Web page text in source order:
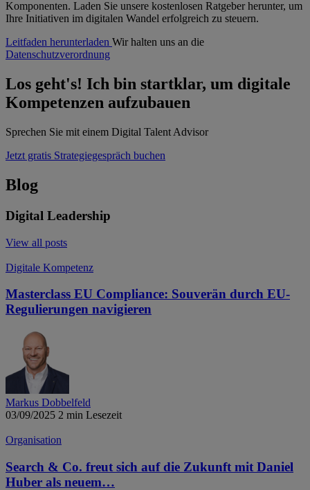
Komponenten. Laden Sie unsere kostenlosen Ratgeber herunter, um
Ihre Initiativen im digitalen Wandel erfolgreich zu steuern.
Leitfaden herunterladen Wir halten uns an die
Datenschutzverordnung
Los geht's! Ich bin startklar, um digitale
Kompetenzen aufzubauen
Sprechen Sie mit einem Digital Talent Advisor
Jetzt gratis Strategiegespräch buchen
Blog
Digital Leadership
View all posts
Digitale Kompetenz
Masterclass EU Compliance: Souverän durch EU-
Regulierungen navigieren
Markus Dobbelfeld
03/09/2025 2 min Lesezeit
Organisation
Search & Co. freut sich auf die Zukunft mit Daniel
Huber als neuem…